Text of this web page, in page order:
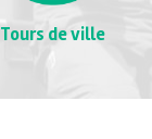
Tours de ville